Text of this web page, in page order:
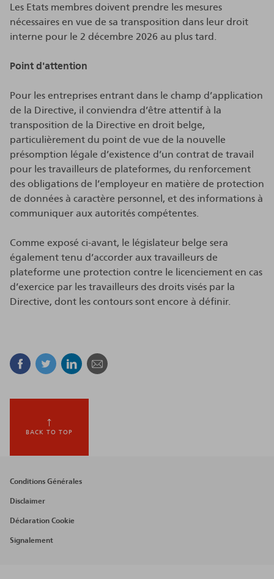
Les Etats membres doivent prendre les mesures
nécessaires en vue de sa transposition dans leur droit
interne pour le 2 décembre 2026 au plus tard.
Point d'attention
Pour les entreprises entrant dans le champ d’application
de la Directive, il conviendra d’être attentif à la
transposition de la Directive en droit belge,
particulièrement du point de vue de la nouvelle
présomption légale d’existence d’un contrat de travail
pour les travailleurs de plateformes, du renforcement
des obligations de l’employeur en matière de protection
de données à caractère personnel, et des informations à
communiquer aux autorités compétentes.
Comme exposé ci-avant, le législateur belge sera
également tenu d’accorder aux travailleurs de
plateforme une protection contre le licenciement en cas
d’exercice par les travailleurs des droits visés par la
Directive, dont les contours sont encore à définir.
Facebook
TwitterLinkedinCourriel
BACK TO TOP
Footer
menu
Conditions Générales
Disclaimer
Déclaration Cookie
Signalement